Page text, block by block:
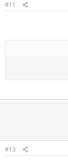
#11
#13